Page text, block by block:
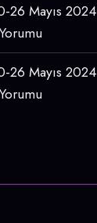
26 Mayıs 2024
26 Mayıs 2024